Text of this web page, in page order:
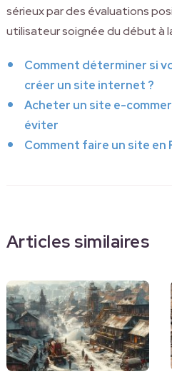
sérieux par des évaluations
utilisateur soignée du début à
Comment déterminer si
créer un site internet ?
Acheter un site e-
éviter
Comment faire un site en
Articles similaires